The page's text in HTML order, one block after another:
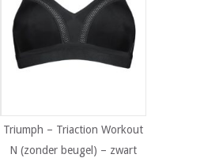
Triumph – Triaction Workout
N (zonder beugel) – zwart